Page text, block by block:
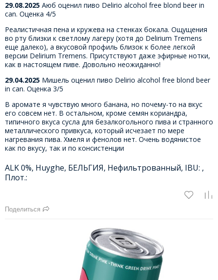
29.08.2025 Аюб оценил пиво Delirio alcohol free blond beer in
can. Оценка 4/5
Реалистичная пена и кружева на стенках бокала. Ощущения
во рту близки к светлому лагеру (хотя до Delirium Tremens
еще далеко), а вкусовой профиль близок к более легкой
версии Delirium Tremens. Присутствуют даже эфирные нотки,
как в настоящем пиве. Довольно неожиданно!
29.04.2025 Мишель оценил пиво Delirio alcohol free blond beer
in can. Оценка 3/5
В аромате я чувствую много банана, но почему-то на вкус
его совсем нет. В остальном, кроме семян кориандра,
типичного вкуса сусла для безалкогольного пива и странного
металлического привкуса, который исчезает по мере
нагревания пива. Хмеля и фенолов нет. Очень водянистое
как по вкусу, так и по консистенции
ALK 0%, Huyghe, БЕЛЬГИЯ, Нефильтрованный, IBU: ,
Плот.:
Поделиться